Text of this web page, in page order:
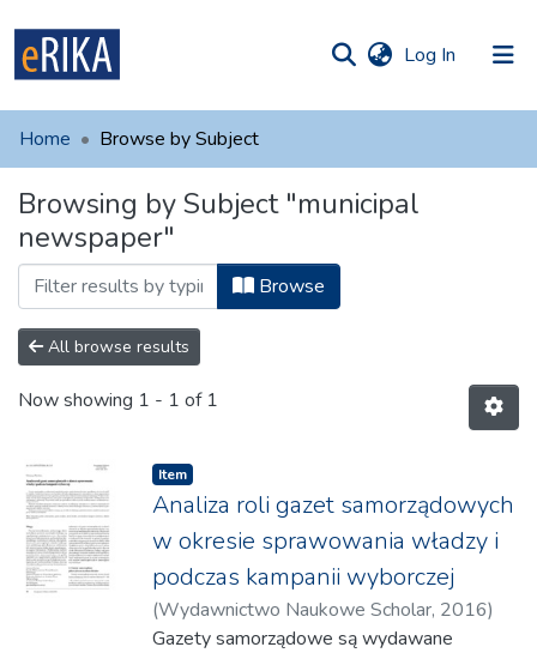
Log In (current)
UAFM
For authors
Help
Contact
Home Browse by Subject
Browsing by Subject "municipal
newspaper"
Browse
All browse results
Now showing 1 - 1 of 1
Item
Analiza roli gazet samorządowych
w okresie sprawowania władzy i
podczas kampanii wyborczej
(Wydawnictwo Naukowe Scholar, 2016)
Piechota, Grażyna
Gazety samorządowe są wydawane